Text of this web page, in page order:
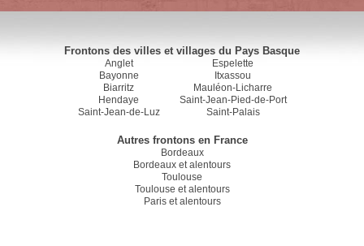
Frontons des villes et villages du Pays Basque
Anglet
Bayonne
Biarritz
Hendaye
Saint-Jean-de-Luz
Espelette
Itxassou
Mauléon-Licharre
Saint-Jean-Pied-de-Port
Saint-Palais
Autres frontons en France
Bordeaux
Bordeaux et alentours
Toulouse
Toulouse et alentours
Paris et alentours